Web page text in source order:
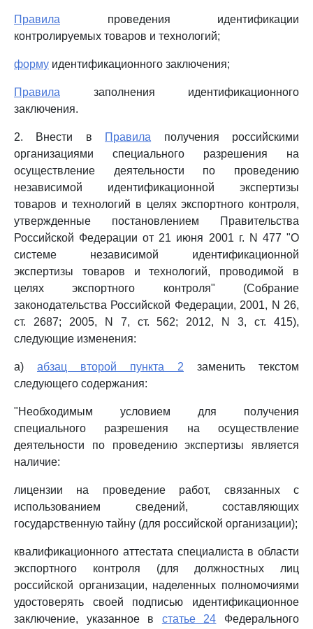
Правила проведения идентификации
контролируемых товаров и технологий;
форму идентификационного заключения;
Правила заполнения идентификационного
заключения.
2. Внести в Правила получения российскими
организациями специального разрешения на
осуществление деятельности по проведению
независимой идентификационной экспертизы
товаров и технологий в целях экспортного контроля,
утвержденные постановлением Правительства
Российской Федерации от 21 июня 2001 г. N 477 "О
системе независимой идентификационной
экспертизы товаров и технологий, проводимой в
целях экспортного контроля" (Собрание
законодательства Российской Федерации, 2001, N 26,
ст. 2687; 2005, N 7, ст. 562; 2012, N 3, ст. 415),
следующие изменения:
а) абзац второй пункта 2 заменить текстом
следующего содержания:
"Необходимым условием для получения
специального разрешения на осуществление
деятельности по проведению экспертизы является
наличие:
лицензии на проведение работ, связанных с
использованием сведений, составляющих
государственную тайну (для российской организации);
квалификационного аттестата специалиста в области
экспортного контроля (для должностных лиц
российской организации, наделенных полномочиями
удостоверять своей подписью идентификационное
заключение, указанное в статье 24 Федерального